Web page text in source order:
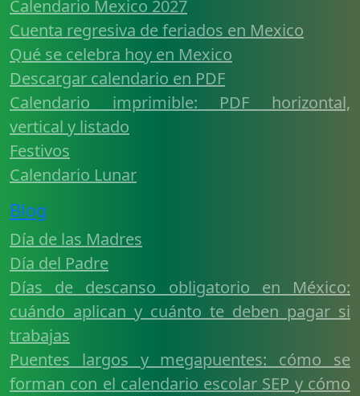
Calendario Mexico 2027
Cuenta regresiva de feriados en Mexico
Qué se celebra hoy en Mexico
Descargar calendario en PDF
Calendario imprimible: PDF horizontal,
vertical y listado
Festivos
Calendario Lunar
Blog
Día de las Madres
Día del Padre
Días de descanso obligatorio en México:
cuándo aplican y cuánto te deben pagar si
trabajas
Puentes largos y megapuentes: cómo se
forman con el calendario escolar SEP y cómo